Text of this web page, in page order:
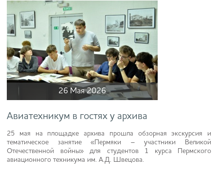
26 Мая 2026
Авиатехникум в гостях у архива
25 мая на площадке архива прошла обзорная экскурсия и
тематическое занятие «Пермяки – участники Великой
Отечественной войны» для студентов 1 курса Пермского
авиационного техникума им. А.Д. Швецова.